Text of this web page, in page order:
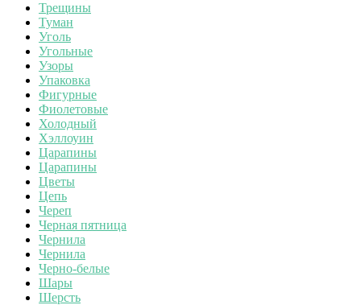
Трещины
Туман
Уголь
Угольные
Узоры
Упаковка
Фигурные
Фиолетовые
Холодный
Хэллоуин
Царапины
Царапины
Цветы
Цепь
Череп
Черная пятница
Чернила
Чернила
Черно-белые
Шары
Шерсть